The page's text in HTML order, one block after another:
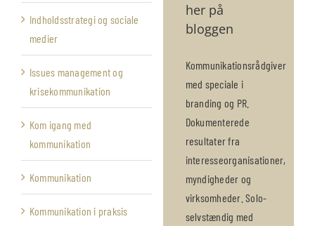
Indholdsstrategi og sociale
medier
Issues management og
krisekommunikation
Kom igang med
kommunikation
Kommunikation
Kommunikation i praksis
her på
bloggen
Kommunikationsrådgiver
med speciale i
branding og PR.
Dokumenterede
resultater fra
interesseorganisationer,
myndigheder og
virksomheder. Solo-
selvstændig med